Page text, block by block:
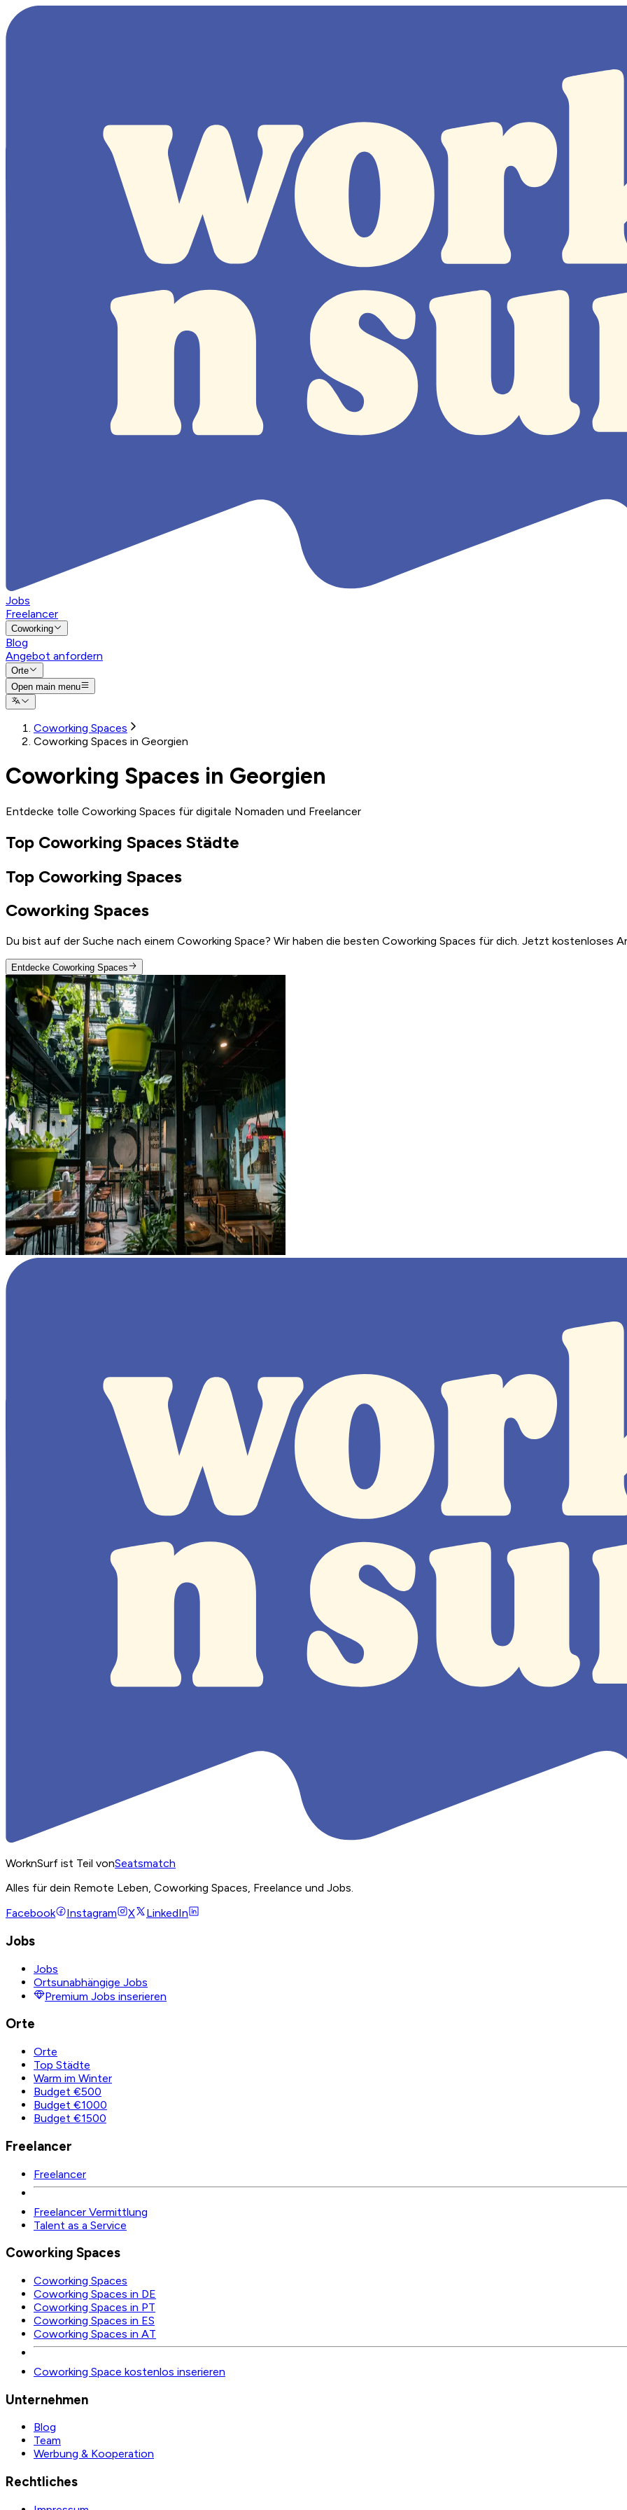
Jobs
Freelancer
Coworking
Blog
Angebot anfordern
Orte
Open main menu
Coworking Spaces
Coworking Spaces in Georgien
Coworking Spaces in Georgien
Entdecke tolle Coworking Spaces für digitale Nomaden und Freelancer
Top Coworking Spaces Städte
Top Coworking Spaces
Coworking Spaces
Du bist auf der Suche nach einem Coworking Space? Wir haben die besten Coworking Spaces für dich. Jetzt kostenloses
Entdecke Coworking Spaces
WorknSurf ist Teil vonSeatsmatch
Alles für dein Remote Leben, Coworking Spaces, Freelance und Jobs.
Facebook
Instagram X LinkedIn
Jobs
Jobs
Ortsunabhängige Jobs
Premium Jobs inserieren
Orte
Orte
Top Städte
Warm im Winter
Budget €500
Budget €1000
Budget €1500
Freelancer
Freelancer
Freelancer Vermittlung
Talent as a Service
Coworking Spaces
Coworking Spaces
Coworking Spaces in DE
Coworking Spaces in PT
Coworking Spaces in ES
Coworking Spaces in AT
Coworking Space kostenlos inserieren
Unternehmen
Blog
Team
Werbung & Kooperation
Rechtliches